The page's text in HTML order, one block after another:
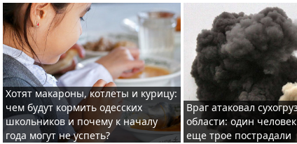
Хотят макароны, котлеты и курицу:
чем будут кормить одесских
школьников и почему к началу
года могут не успеть?
Враг атаковал
области: один
еще трое пострадали